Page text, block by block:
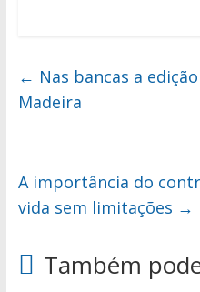
← Nas bancas a
Madeira
A importância do
vida sem limitações →
Também